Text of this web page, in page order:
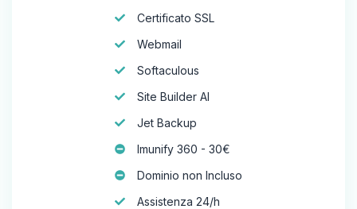
Certificato SSL
Webmail
Softaculous
Site Builder AI
Jet Backup
Imunify 360 - 30€
Dominio non Incluso
Assistenza 24/h